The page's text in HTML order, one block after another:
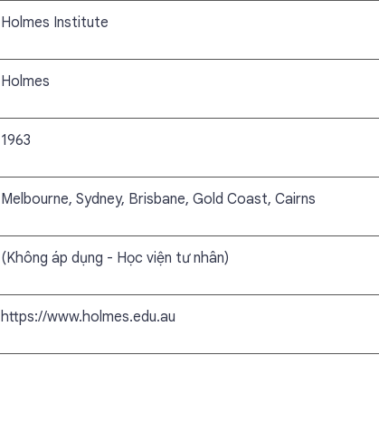
Holmes Institute
Holmes
1963
Melbourne, Sydney, Brisbane, Gold Coast, Cairns
(Không áp dụng - Học viện tư nhân)
https://www.holmes.edu.au